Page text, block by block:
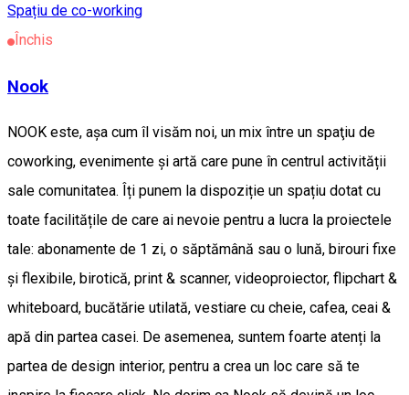
Spațiu de co-working
Închis
Nook
NOOK este, așa cum îl visăm noi, un mix între un spaţiu de
coworking, evenimente şi artă care pune în centrul activității
sale comunitatea. Îți punem la dispoziție un spațiu dotat cu
toate facilitățile de care ai nevoie pentru a lucra la proiectele
tale: abonamente de 1 zi, o săptămână sau o lună, birouri fixe
și flexibile, birotică, print & scanner, videoproiector, flipchart &
whiteboard, bucătărie utilată, vestiare cu cheie, cafea, ceai &
apă din partea casei. De asemenea, suntem foarte atenți la
partea de design interior, pentru a crea un loc care să te